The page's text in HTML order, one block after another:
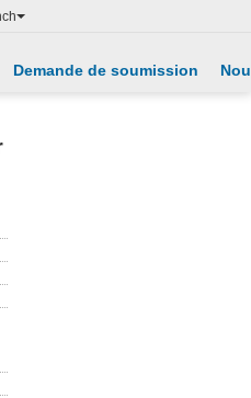
Demande de soumission